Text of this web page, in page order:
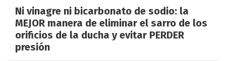
Ni vinagre ni bicarbonato de sodio: la
MEJOR manera de eliminar el sarro de los
orificios de la ducha y evitar PERDER
presión